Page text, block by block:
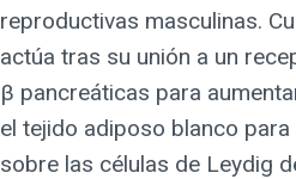
reproductivas masculinas.
actúa tras su unión a un
β pancreáticas para
el tejido adiposo blanco
sobre las células de Leydig